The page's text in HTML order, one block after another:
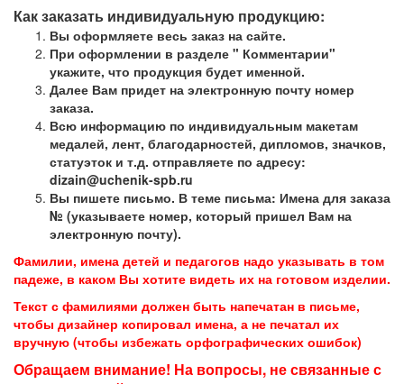
Как заказать индивидуальную продукцию:
Вы оформляете весь заказ на сайте.
При оформлении в разделе " Комментарии"
укажите, что продукция будет именной.
Далее Вам придет на электронную почту номер
заказа.
Всю информацию по индивидуальным макетам
медалей, лент, благодарностей, дипломов, значков,
статуэток и т.д. отправляете по адресу:
dizain@uchenik-spb.ru
Вы пишете письмо. В теме письма: Имена для заказа
№ (указываете номер, который пришел Вам на
электронную почту).
Фамилии, имена детей и педагогов надо указывать в том
падеже, в каком Вы хотите видеть их на готовом изделии.
Текст с фамилиями должен быть напечатан в письме,
чтобы дизайнер копировал имена, а не печатал их
вручную (чтобы избежать орфографических ошибок)
Обращаем внимание! На вопросы, не связанные с